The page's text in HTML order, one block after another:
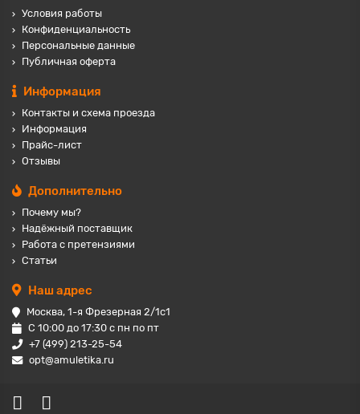
Условия работы
Конфиденциальность
Персональные данные
Публичная оферта
Информация
Контакты и схема проезда
Информация
Прайс-лист
Отзывы
Дополнительно
Почему мы?
Надёжный поставщик
Работа с претензиями
Статьи
Наш адрес
Москва, 1-я Фрезерная 2/1с1
С 10:00 до 17:30 с пн по пт
+7 (499) 213-25-54
opt@amuletika.ru